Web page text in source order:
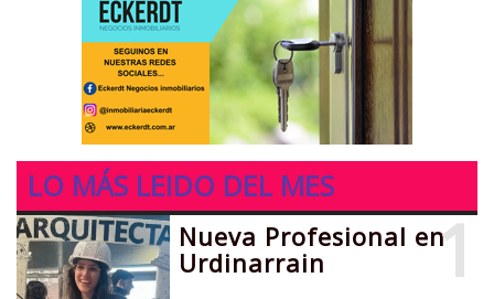
LO MÁS LEIDO DEL MES
1
Nueva Profesional en
Urdinarrain